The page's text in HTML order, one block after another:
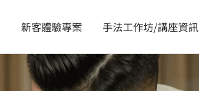
新客體驗專案 手法工作坊/講座資訊